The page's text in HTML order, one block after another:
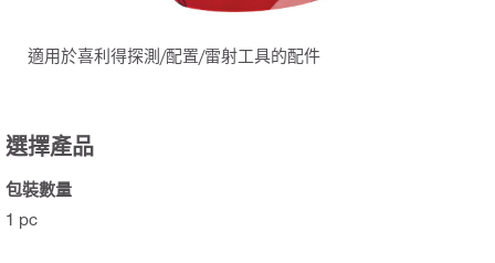
適用於喜利得探測/配置/雷射工具的配件
選擇產品
包裝數量
1 pc